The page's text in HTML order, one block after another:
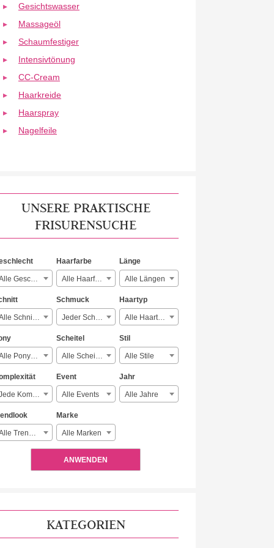
Gesichtswasser
Massageöl
Schaumfestiger
Intensivtönung
CC-Cream
Haarkreide
Haarspray
Nagelfeile
UNSERE PRAKTISCHE
FRISURENSUCHE
Alle Geschlechter
Haarfarbe
Alle Haarfarben
Länge
Alle Längen
Alle Schnitte
Schmuck
Jeder Schmuck
Haartyp
Alle Haartypen
Alle Ponyarten
Scheitel
Alle Scheitelarten
Stil
Alle Stile
Jede Komplexität
Event
Alle Events
Jahr
Alle Jahre
Alle Trendlooks
Marke
Alle Marken
ANWENDEN
KATEGORIEN